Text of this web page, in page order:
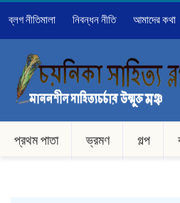
ব্লগ নীতিমালা নিবন্ধন নীতি আমাদের কথা
প্রথম পাতা ভ্রমণ গল্প